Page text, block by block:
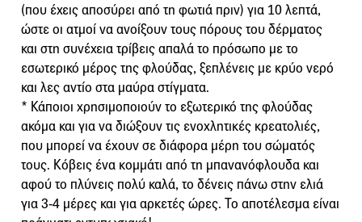
(που έχεις αποσύρει από τη φωτιά πριν) για 10 λεπτά,
ώστε οι ατμοί να ανοίξουν τους πόρους του δέρματος
και στη συνέχεια τρίβεις απαλά το πρόσωπο με το
εσωτερικό μέρος της φλούδας, ξεπλένεις με κρύο νερό
και λες αντίο στα μαύρα στίγματα.
* Κάποιοι χρησιμοποιούν το εξωτερικό της φλούδας
ακόμα και για να διώξουν τις ενοχλητικές κρεατολιές,
που μπορεί να έχουν σε διάφορα μέρη του σώματός
τους. Κόβεις ένα κομμάτι από τη μπανανόφλουδα και
αφού το πλύνεις πολύ καλά, το δένεις πάνω στην ελιά
για 3-4 μέρες και για αρκετές ώρες. Το αποτέλεσμα είναι